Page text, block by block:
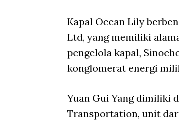
Kapal Ocean Lily
Ltd, yang memiliki
pengelola kapal,
konglomerat energi
Yuan Gui Yang dimiliki
Transportation, unit